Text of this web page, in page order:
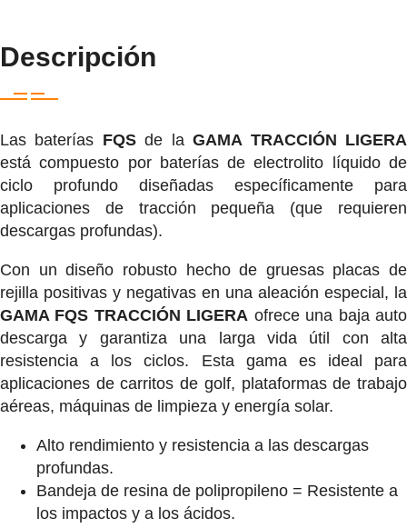
Descripción
Las baterías FQSde laGAMA TRACCIÓN LIGERA
está compuesto por baterías de electrolito líquido de
ciclo profundo diseñadas específicamente para
aplicaciones de tracción pequeña (que requieren
descargas profundas).
Con un diseño robusto hecho de gruesas placas de
rejilla positivas y negativas en una aleación especial, la
GAMA FQS TRACCIÓN LIGERA ofrece una baja auto
descarga y garantiza una larga vida útil con alta
resistencia a los ciclos. Esta gama es ideal para
aplicaciones de carritos de golf, plataformas de trabajo
aéreas, máquinas de limpieza y energía solar.
Alto rendimiento y resistencia a las descargas
profundas.
Bandeja de resina de polipropileno = Resistente a
los impactos y a los ácidos.